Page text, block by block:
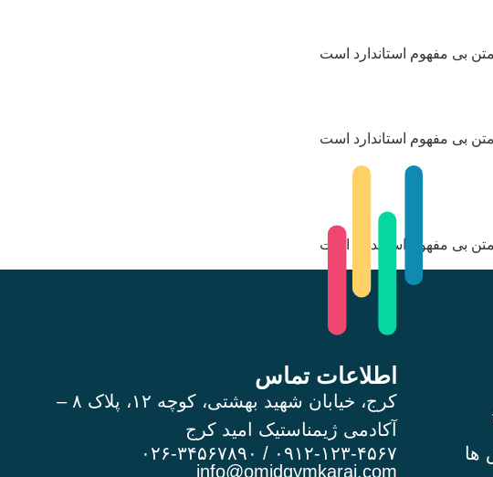
بی مفهوم استاندارد است
بی مفهوم استاندارد است
بی مفهوم استاندارد است
ها
اطلاعات تماس
کرج، خیابان شهید بهشتی، کوچه ۱۲، پلاک ۸ –
آکادمی ژیمناستیک امید کرج
۰۹۱۲-۱۲۳-۴۵۶۷ / ۰۲۶-۳۴۵۶۷۸۹۰
info@omidgymkaraj.com